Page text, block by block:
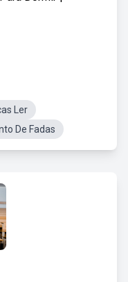
Ler
De Fadas